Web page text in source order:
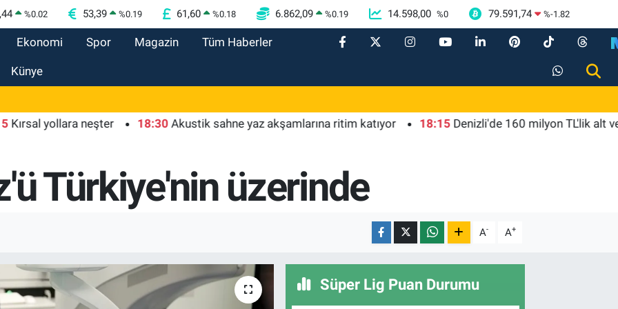
%0.02 53,39 %0.19 61,60 %0.18 6.862,09 %0.19 14.598,00 %0 79.591,74 %-1.82
Ekonomi Spor Magazin Tüm Haberler
Künye
yollara neşter 18:30 Akustik sahne yaz akşamlarına ritim katıyor 18:15 Denizli'de 160 milyon TL'lik alt ve
Türkiye'nin üzerinde
A- A+
Süper Lig Puan Durumu